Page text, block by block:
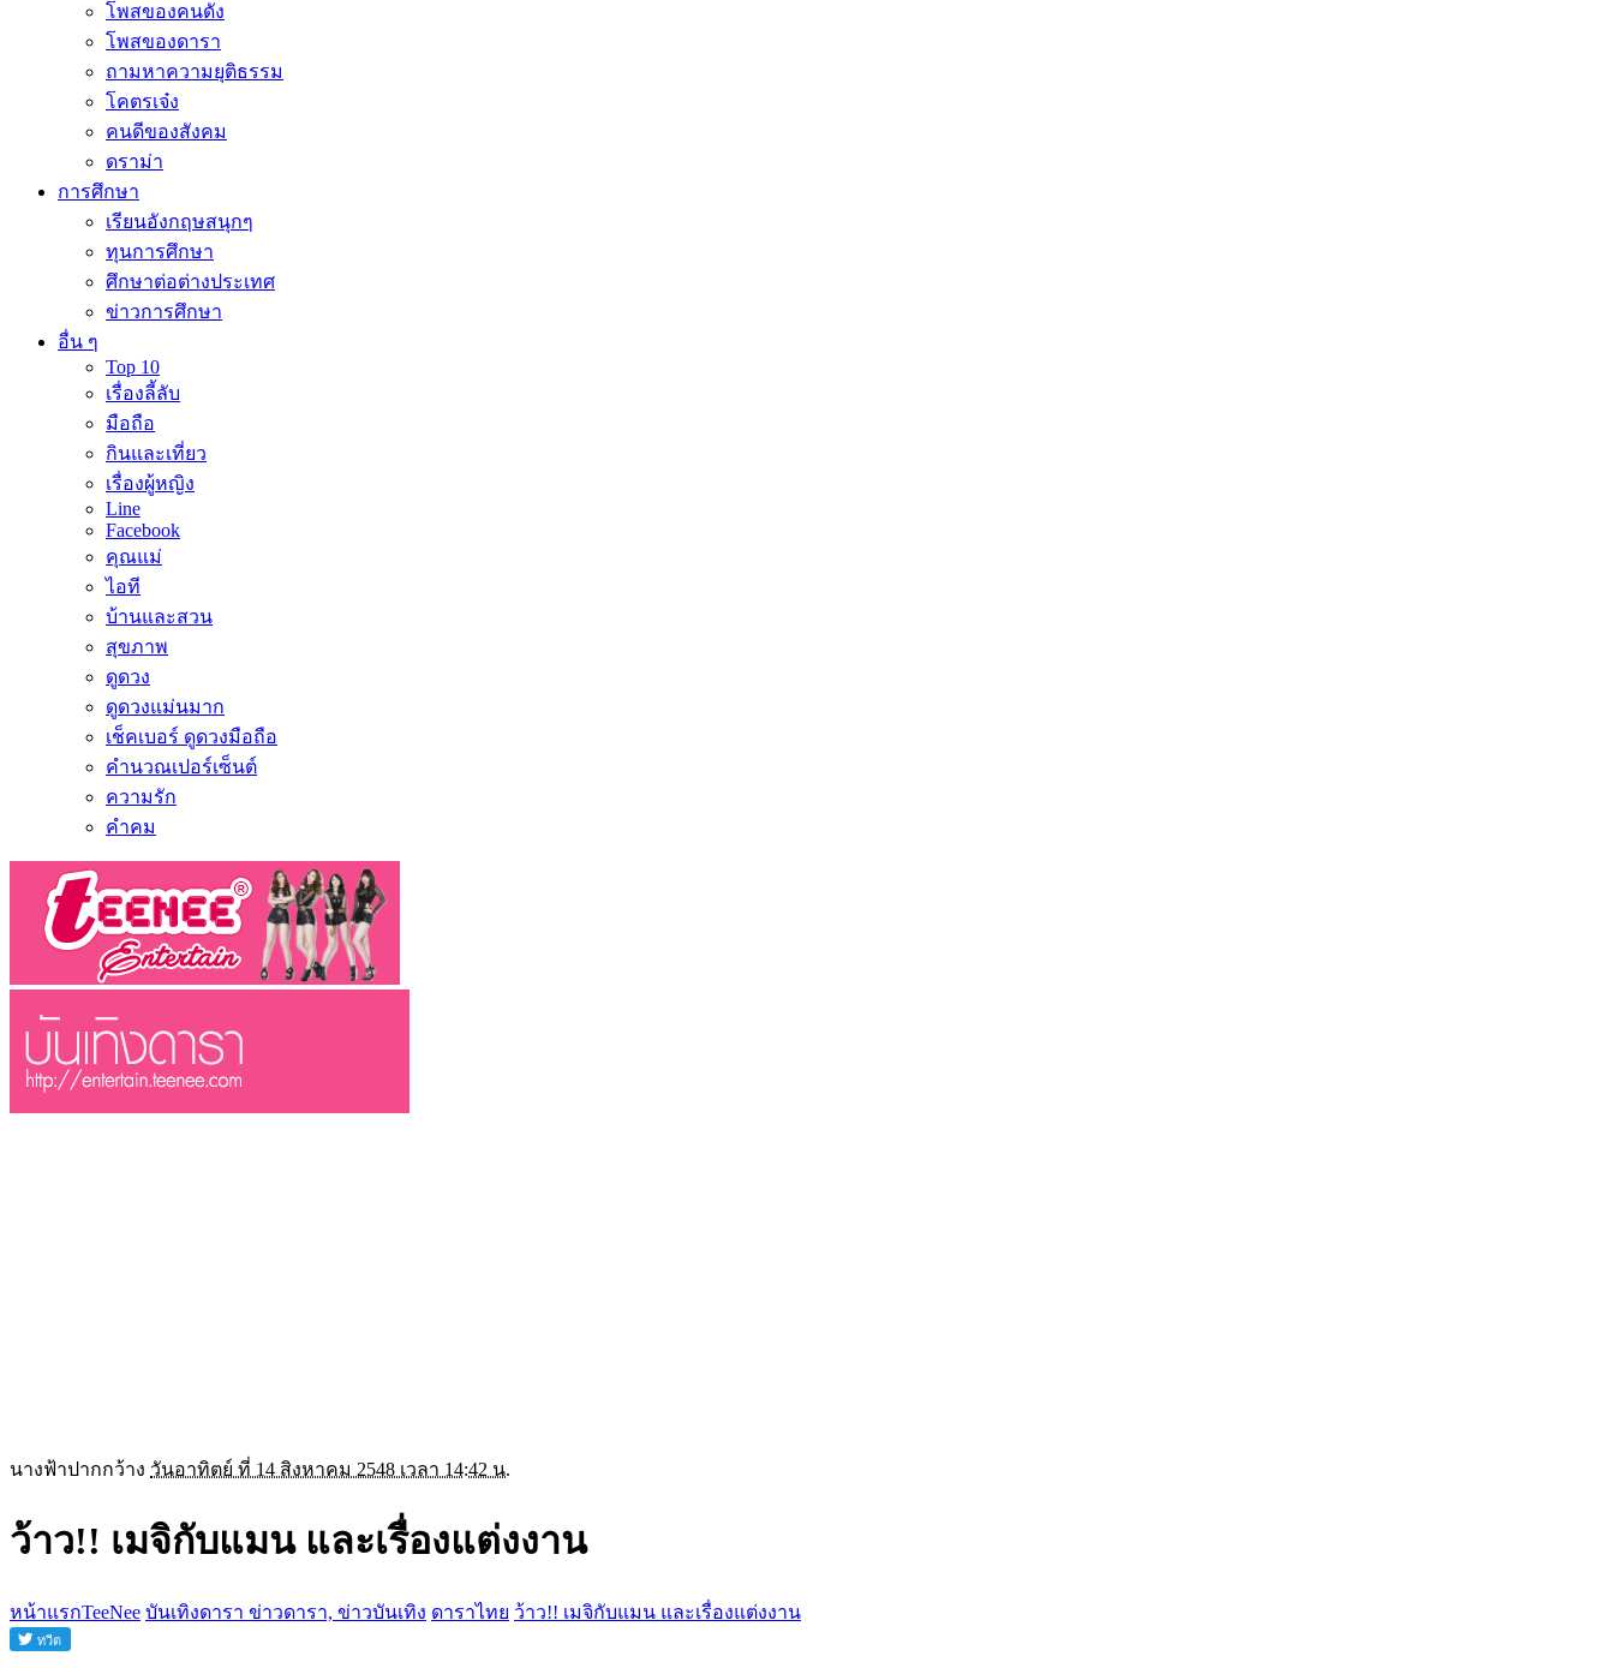
โพสของคนดัง
โพสของดารา
ถามหาความยุติธรรม
โคตรเจ๋ง
คนดีของสังคม
ดราม่า
การศึกษา
เรียนอังกฤษสนุกๆ
ทุนการศึกษา
ศึกษาต่อต่างประเทศ
ข่าวการศึกษา
อื่น ๆ
Top 10
เรื่องลี้ลับ
มือถือ
กินและเที่ยว
เรื่องผู้หญิง
Line
Facebook
คุณแม่
ไอที
บ้านและสวน
สุขภาพ
ดูดวง
ดูดวงแม่นมาก
เช็คเบอร์ ดูดวงมือถือ
คำนวณเปอร์เซ็นต์
ความรัก
คำคม
นางฟ้าปากกว้าง วันอาทิตย์ ที่ 14 สิงหาคม 2548 เวลา 14:42 น.
ว้าว!! เมจิกับแมน และเรื่องแต่งงาน
หน้าแรกTeeNee บันเทิงดารา ข่าวดารา, ข่าวบันเทิง ดาราไทย ว้าว!! เมจิกับแมน และเรื่องแต่งงาน